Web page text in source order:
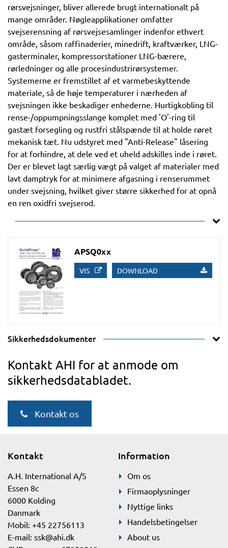
rørsvejsninger, bliver allerede brugt internationalt på
mange områder. Nøgleapplikationer omfatter
svejserensning af rørsvejsesamlinger indenfor ethvert
område, såsom raffinaderier, minedrift, kraftværker, LNG-
gasterminaler, kompressorstationer LNG-bærere,
rørledninger og alle procesindustrirørsystemer.
Systemerne er fremstillet af et varmebeskyttende
materiale, så de høje temperaturer i nærheden af
svejsningen ikke beskadiger enhederne. Hurtigkobling til
rense-/oppumpningsslange komplet med 'O'-ring til
gastæt forsegling og rustfri stålspænde til at holde røret
mekanisk tæt. Nu udstyret med "Anti-Release" låsering
for at forhindre, at dele ved et uheld adskilles inde i røret.
Der er blevet lagt særlig vægt på valget af materialer med
lavt damptryk for at minimere afgasning i renserummet
under svejsning, hvilket giver større sikkerhed for at opnå
en ren oxidfri svejserod.
APSQ0xx
VIS DOWNLOAD
Sikkerhedsdokumenter
Kontakt AHI for at anmode om
sikkerhedsdatabladet.
Kontakt os
Kontakt
A.H. International A/S
Essen 8c
6000 Kolding
Danmark
Mobil: +45 22756113
E-mail: ssk@ahi.dk
Information
Om os
Firmaoplysninger
Nyttige links
Handelsbetingelser
About us